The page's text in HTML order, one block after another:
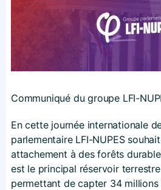
Communiqué du groupe LFI-
En cette journée internationale
parlementaire LFI-NUPES
attachement à des forêts
est le principal réservoir
permettant de capter 34